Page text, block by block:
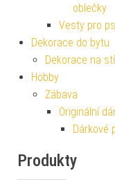
oblečky
Vesty pro
Dekorace do bytu
Dekorace na
Hobby
Zábava
Originální
Dárkové
Produkty